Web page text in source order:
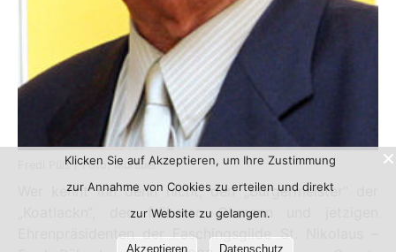
Fredi Püls / Foto: Murauer
Wer kennt ihn denn nicht, den „Bürgermeister“ der
„Koatlackn“, den früheren Obmann und jetzigen
Ehrenpräsidenten der Faschingsgilde St. Nikolaus –
Klicken Sie auf Akzeptieren, um Ihre Zustimmung
zur Annahme von Cookies zu erteilen und direkt
zur Website zu gelangen.
Akzeptieren Datenschutz